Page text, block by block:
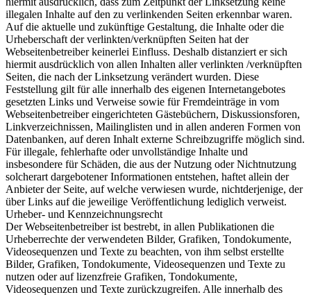
illegalen Inhalte auf den zu verlinkenden Seiten erkennbar waren.
Auf die aktuelle und zukünftige Gestaltung, die Inhalte oder die
Urheberschaft der verlinkten/verknüpften Seiten hat der
Webseitenbetreiber keinerlei Einfluss. Deshalb distanziert er sich
hiermit ausdrücklich von allen Inhalten aller verlinkten /verknüpften
Seiten, die nach der Linksetzung verändert wurden. Diese
Feststellung gilt für alle innerhalb des eigenen Internetangebotes
gesetzten Links und Verweise sowie für Fremdeinträge in vom
Webseitenbetreiber eingerichteten Gästebüchern, Diskussionsforen,
Linkverzeichnissen, Mailinglisten und in allen anderen Formen von
Datenbanken, auf deren Inhalt externe Schreibzugriffe möglich sind.
Für illegale, fehlerhafte oder unvollständige Inhalte und
insbesondere für Schäden, die aus der Nutzung oder Nichtnutzung
solcherart dargebotener Informationen entstehen, haftet allein der
Anbieter der Seite, auf welche verwiesen wurde, nichtderjenige, der
über Links auf die jeweilige Veröffentlichung lediglich verweist.
Urheber- und Kennzeichnungsrecht
Der Webseitenbetreiber ist bestrebt, in allen Publikationen die
Urheberrechte der verwendeten Bilder, Grafiken, Tondokumente,
Videosequenzen und Texte zu beachten, von ihm selbst erstellte
Bilder, Grafiken, Tondokumente, Videosequenzen und Texte zu
nutzen oder auf lizenzfreie Grafiken, Tondokumente,
Videosequenzen und Texte zurückzugreifen. Alle innerhalb des